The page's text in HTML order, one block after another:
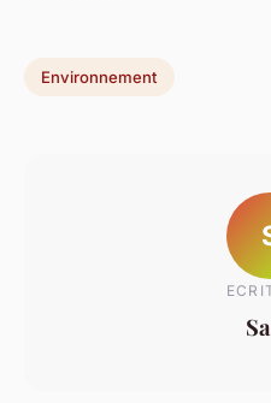
Environnement